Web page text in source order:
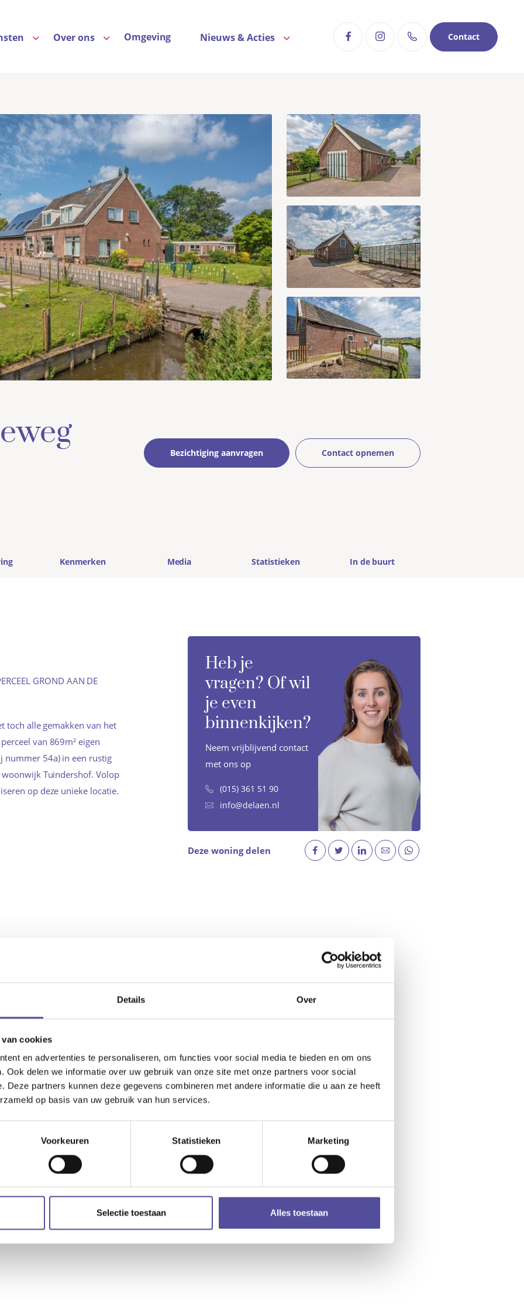
Details Over
cookies
en advertenties te personaliseren, om functies voor social media te bieden en om ons
Ook delen we informatie over uw gebruik van onze site met onze partners voor social
Deze partners kunnen deze gegevens combineren met andere informatie die u aan ze heeft
op basis van uw gebruik van hun services.
Voorkeuren Statistieken Marketing
Selectie toestaan Alles toestaan
Over ons Omgeving Nieuws & Acties Contact
Bezichtiging aanvragen Contact opnemen
Kenmerken Media Statistieken In de buurt
GROND AAN DE
toch alle gemakken van het
van 869m² eigen
nummer 54a) in een rustig
Tuindershof. Volop
op deze unieke locatie.
kosten koper
Heb je
vragen? Of wil
je even
binnenkijken?
Neem vrijblijvend contact
met ons op
(015) 361 51 90
info@delaen.nl
Deze woning delen